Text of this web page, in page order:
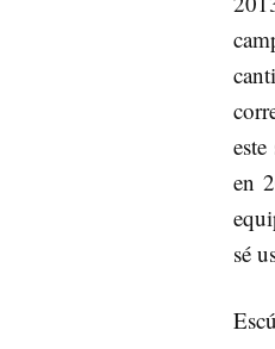
en
sé